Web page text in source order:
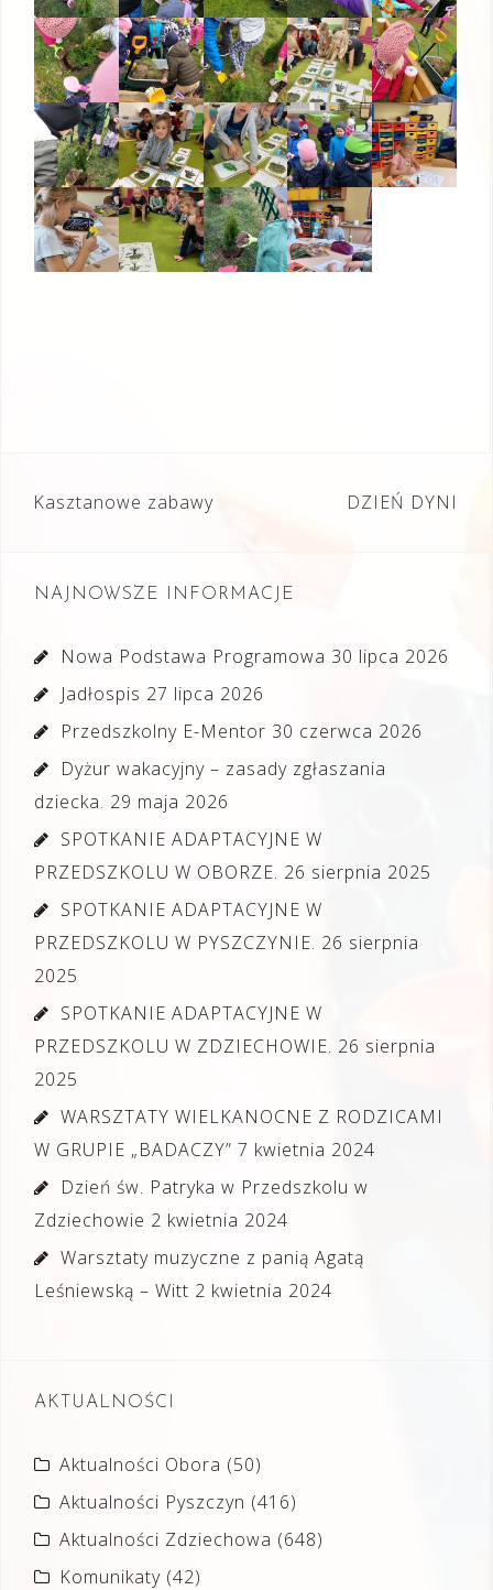
Nawigacja
Kasztanowe zabawy DZIEŃ DYNI
NAJNOWSZE INFORMACJE
Nowa Podstawa Programowa 30 lipca 2026
Jadłospis 27 lipca 2026
Przedszkolny E-Mentor 30 czerwca 2026
Dyżur wakacyjny – zasady zgłaszania
dziecka. 29 maja 2026
SPOTKANIE ADAPTACYJNE W
PRZEDSZKOLU W OBORZE. 26 sierpnia 2025
SPOTKANIE ADAPTACYJNE W
PRZEDSZKOLU W PYSZCZYNIE. 26 sierpnia
2025
SPOTKANIE ADAPTACYJNE W
PRZEDSZKOLU W ZDZIECHOWIE. 26 sierpnia
2025
WARSZTATY WIELKANOCNE Z RODZICAMI
W GRUPIE „BADACZY” 7 kwietnia 2024
Dzień św. Patryka w Przedszkolu w
Zdziechowie 2 kwietnia 2024
Warsztaty muzyczne z panią Agatą
Leśniewską – Witt 2 kwietnia 2024
AKTUALNOŚCI
Aktualności Obora (50)
Aktualności Pyszczyn (416)
Aktualności Zdziechowa (648)
Komunikaty (42)